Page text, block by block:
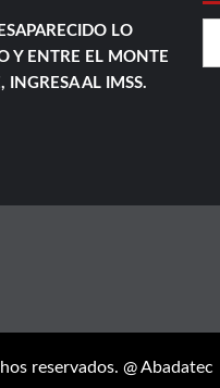
LO
Y ENTRE EL MONTE
INGRESA AL IMSS.
reservados. @ Abadatec